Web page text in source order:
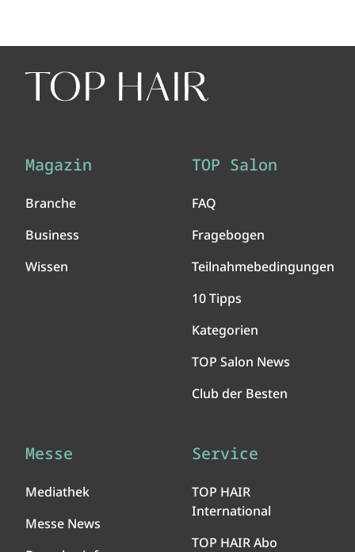
Magazin
Branche
Business
Wissen
TOP Salon
FAQ
Fragebogen
Teilnahmebedingungen
10 Tipps
Kategorien
TOP Salon News
Club der Besten
Messe
Mediathek
Messe News
Service
TOP HAIR
International
TOP HAIR Abo